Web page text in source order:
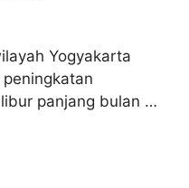
Yogyakarta
panjang bulan …